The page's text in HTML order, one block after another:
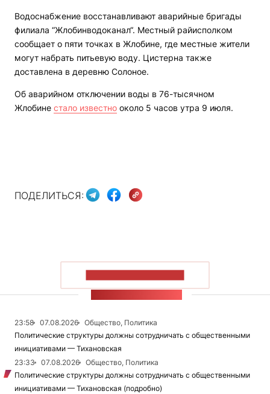
Водоснабжение восстанавливают аварийные бригады
филиала “Жлобинводоканал“. Местный райисполком
сообщает о пяти точках в Жлобине, где местные жители
могут набрать питьевую воду. Цистерна также
доставлена в деревню Солоное.
Об аварийном отключении воды в 76-тысячном
Жлобине стало известно около 5 часов утра 9 июля.
ПОДЕЛИТЬСЯ:
23:58 07.08.2026
Общество, Политика
Политические структуры должны сотрудничать с общественными
инициативами — Тихановская
23:33
07.08.2026
Общество, Политика
Политические структуры должны сотрудничать с общественными
инициативами — Тихановская (подробно)